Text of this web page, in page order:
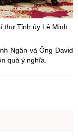
thư Tỉnh ủy Lê Minh
Ngân và Ông David
quà ý nghĩa.